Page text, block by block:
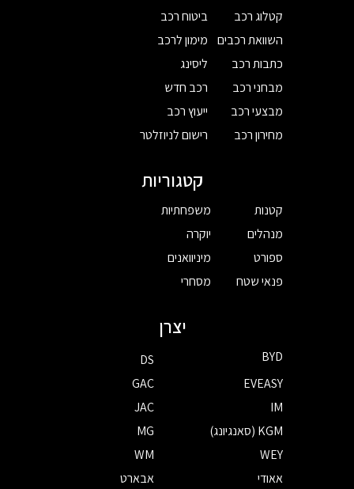
קטלוג רכב
השוואת רכבים
כתבות רכב
מבחני רכב
מבצעי רכב
מחירון רכב
ביטוח רכב
מימון לרכב
ליסינג
רכב חדש
ייעוץ רכב
רישום לניוזלטר
קטגוריות
קטנות
מנהלים
ספורט
פנאי שטח
משפחתיות
יוקרה
מיניוואנים
מסחרי
יצרן
BYD
DS
EVEASY
GAC
IM
JAC
KGM (סאנגיונג)
MG
WEY
WM
אאודי
אבארט